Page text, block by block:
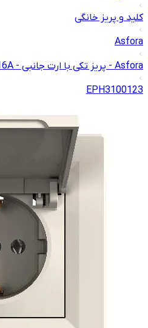
کلید و پریز خانگی
Asfora
Asfora - پریز تکی با ارت جانبی - 16A - درپوش دار - کرم
EPH3100123